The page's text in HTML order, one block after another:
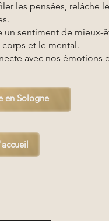
les pensées, relâche
un sentiment de mieux-
et le mental.
avec nos émotions
en Sologne